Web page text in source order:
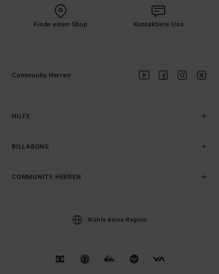
Finde einen Shop Kontaktiere Uns
HILFE
BILLABONG
Community Herren
COMMUNITY HERREN
Wähle deine Region